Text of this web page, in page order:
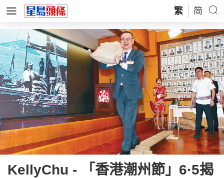
繁 简
KellyChu - 「香港潮州節」6·5揭